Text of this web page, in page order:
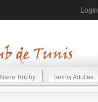
Login
Nana Trophy Tennis Adultes